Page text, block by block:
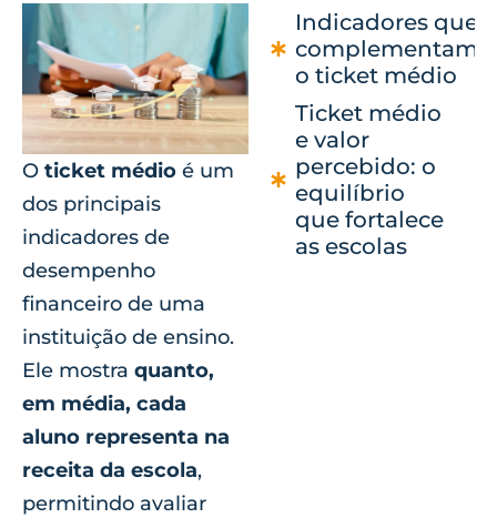
O ticket médio é um
dos principais
indicadores de
desempenho
financeiro de uma
instituição de ensino.
Ele mostra quanto,
em média, cada
aluno representa na
receita da escola,
permitindo avaliar
Indicadores que
complementam
o ticket médio
Ticket médio
e valor
percebido: o
equilíbrio
que fortalece
as escolas